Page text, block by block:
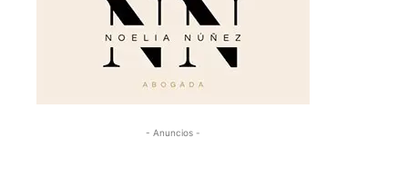
- Anuncios -